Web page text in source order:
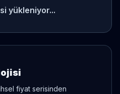
yükleniyor...
fiyat serisinden